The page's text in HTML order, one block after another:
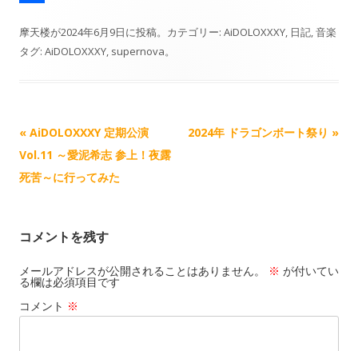
o
o
y
a
有
摩天楼が2024年6月9日に投稿。カテゴリー: AiDOLOXXXY, 日記,音楽
タグ: AiDOLOXXXY, supernova。
記
事
ナ
ー
シ
ョ
ン
« AiDOLOXXXY 定期公演
Vol.11 ～愛泥希志 参上！夜露
死苦～に行ってみた
2024年 ドラゴンボート祭り »
コメントを残す
メールアドレスが公開されることはありません。 ※ が付いてい
る欄は必須項目です
コメント ※